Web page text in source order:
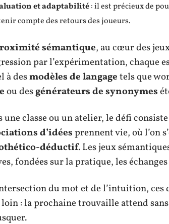
et adaptabilité: il est précieux de
compte des retours des joueurs.
sémantique, au cœur des
par l’expérimentation, chaque
à desmodèles de langagetels que
ou desgénérateurs de synonymes
une classe ou un atelier, le défi
d’idéesprennent vie, où l’on
déductif. Les jeux
fondées sur la pratique, les
du mot et de l’intuition, ces
: la prochaine trouvaille attend